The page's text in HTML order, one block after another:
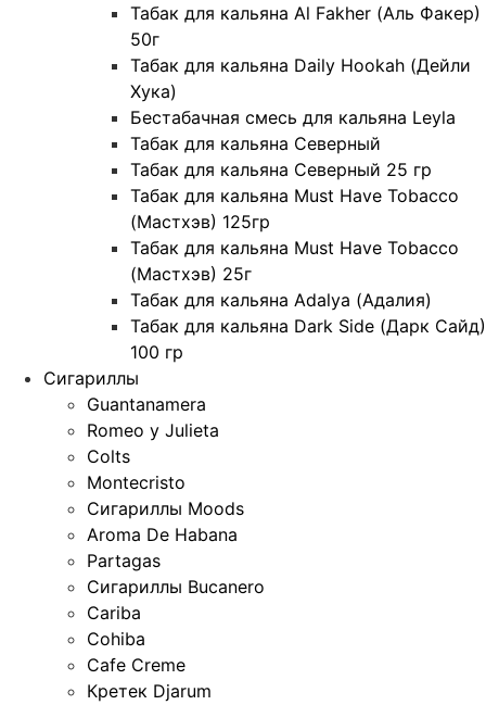
Табак для кальяна Al Fakher (Аль Факер)
50г
Табак для кальяна Daily Hookah (Дейли
Хука)
Бестабачная смесь для кальяна Leyla
Табак для кальяна Северный
Табак для кальяна Северный 25 гр
Табак для кальяна Must Have Tobacco
(Мастхэв) 125гр
Табак для кальяна Must Have Tobacco
(Мастхэв) 25г
Табак для кальяна Adalya (Адалия)
Табак для кальяна Dark Side (Дарк Сайд)
100 гр
Сигариллы
Guantanamera
Romeo y Julieta
Colts
Montecristo
Сигариллы Moods
Aroma De Habana
Partagas
Сигариллы Bucanero
Cariba
Cohiba
Cafe Creme
Кретек Djarum